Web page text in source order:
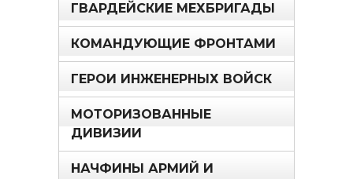
ГВАРДЕЙСКИЕ МЕХБРИГАДЫ
КОМАНДУЮЩИЕ ФРОНТАМИ
ГЕРОИ ИНЖЕНЕРНЫХ ВОЙСК
МОТОРИЗОВАННЫЕ
ДИВИЗИИ
НАЧФИНЫ АРМИЙ И